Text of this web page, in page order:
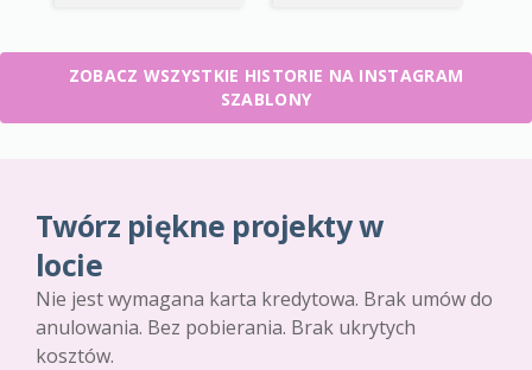
ZOBACZ WSZYSTKIE HISTORIE NA INSTAGRAM
SZABLONY
Twórz piękne projekty w
locie
Nie jest wymagana karta kredytowa. Brak umów do
anulowania. Bez pobierania. Brak ukrytych
kosztów.